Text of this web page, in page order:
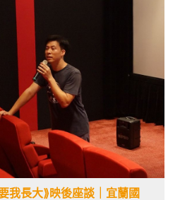
我長大⟫映後座談｜宜蘭國